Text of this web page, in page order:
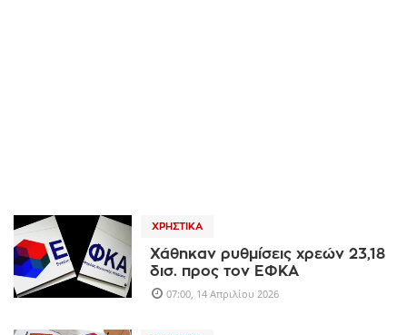
ΧΡΗΣΤΙΚΆ
Χάθηκαν ρυθμίσεις χρεών 23,18
δισ. προς τον ΕΦΚΑ
07:00, 14 Απριλίου 2026